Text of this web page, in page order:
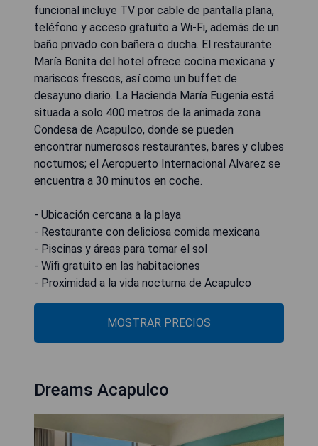
funcional incluye TV por cable de pantalla plana,
teléfono y acceso gratuito a Wi-Fi, además de un
baño privado con bañera o ducha. El restaurante
María Bonita del hotel ofrece cocina mexicana y
mariscos frescos, así como un buffet de
desayuno diario. La Hacienda María Eugenia está
situada a solo 400 metros de la animada zona
Condesa de Acapulco, donde se pueden
encontrar numerosos restaurantes, bares y clubes
nocturnos; el Aeropuerto Internacional Alvarez se
encuentra a 30 minutos en coche.
- Ubicación cercana a la playa
- Restaurante con deliciosa comida mexicana
- Piscinas y áreas para tomar el sol
- Wifi gratuito en las habitaciones
- Proximidad a la vida nocturna de Acapulco
MOSTRAR PRECIOS
Dreams Acapulco